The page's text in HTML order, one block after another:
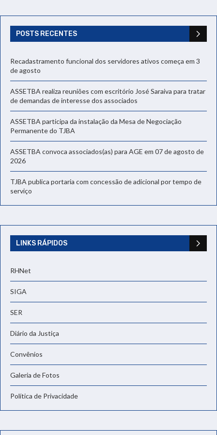
POSTS RECENTES
Recadastramento funcional dos servidores ativos começa em 3
de agosto
ASSETBA realiza reuniões com escritório José Saraiva para tratar
de demandas de interesse dos associados
ASSETBA participa da instalação da Mesa de Negociação
Permanente do TJBA
ASSETBA convoca associados(as) para AGE em 07 de agosto de
2026
TJBA publica portaria com concessão de adicional por tempo de
serviço
LINKS RÁPIDOS
RHNet
SIGA
SER
Diário da Justiça
Convênios
Galeria de Fotos
Política de Privacidade